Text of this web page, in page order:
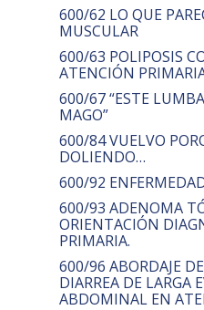
600/62 LO QUE
MUSCULAR
600/63 POLIPOSIS
ATENCIÓN
600/67 “ESTE
MAGO”
600/84 VUELVO
DOLIENDO…
600/92
600/93 ADENOMA
ORIENTACIÓN
PRIMARIA.
600/96 ABORDAJE
DIARREA DE LARGA
ABDOMINAL EN